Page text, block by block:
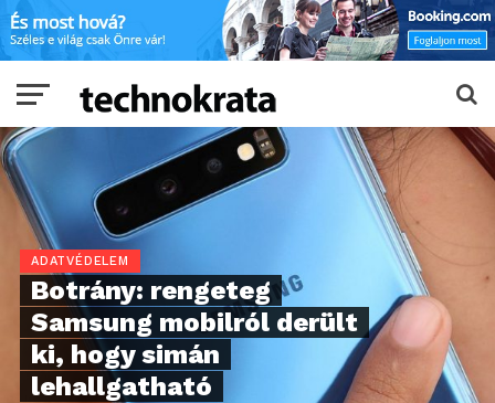
ADATVÉDELEM
Botrány: rengeteg
Samsung mobilról derült
ki, hogy simán
lehallgatható